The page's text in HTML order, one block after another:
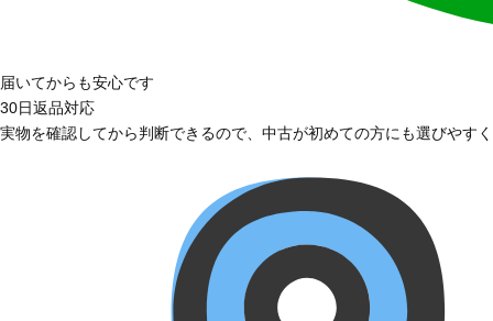
届いてからも安心です
30日返品対応
実物を確認してから判断できるので、中古が初めての方にも選びやす